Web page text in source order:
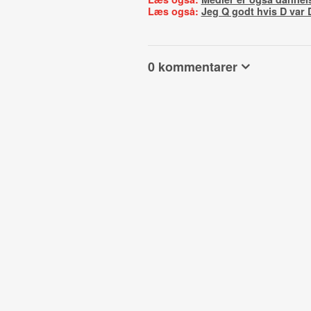
Læs også: Jeg Q godt hvis D var
0 kommentarer